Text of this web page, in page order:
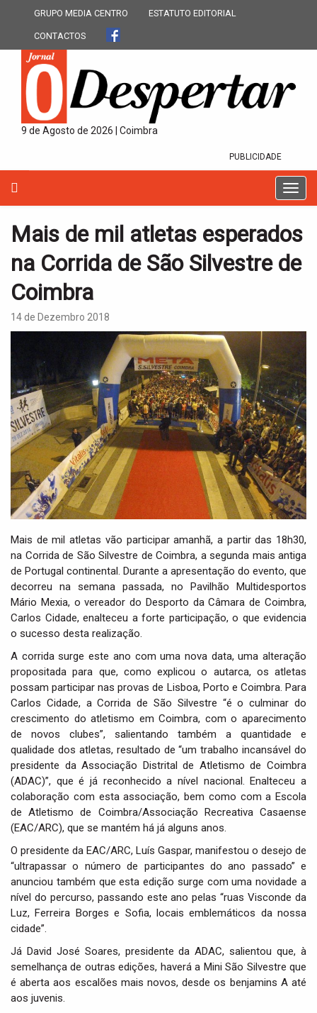
GRUPO MEDIA CENTRO ESTATUTO EDITORIAL
CONTACTOS
9 de Agosto de 2026 | Coimbra
PUBLICIDADE
T
o
g
e
g
a
i
o
n
Mais de mil atletas esperados
na Corrida de São Silvestre de
Coimbra
14 de Dezembro 2018
Mais de mil atletas vão participar amanhã, a partir das 18h30,
na Corrida de São Silvestre de Coimbra, a segunda mais antiga
de Portugal continental. Durante a apresentação do evento, que
decorreu na semana passada, no Pavilhão Multidesportos
Mário Mexia, o vereador do Desporto da Câmara de Coimbra,
Carlos Cidade, enalteceu a forte participação, o que evidencia
o sucesso desta realização.
A corrida surge este ano com uma nova data, uma alteração
propositada para que, como explicou o autarca, os atletas
possam participar nas provas de Lisboa, Porto e Coimbra. Para
Carlos Cidade, a Corrida de São Silvestre “é o culminar do
crescimento do atletismo em Coimbra, com o aparecimento
de novos clubes”, salientando também a quantidade e
qualidade dos atletas, resultado de “um trabalho incansável do
presidente da Associação Distrital de Atletismo de Coimbra
(ADAC)”, que é já reconhecido a nível nacional. Enalteceu a
colaboração com esta associação, bem como com a Escola
de Atletismo de Coimbra/Associação Recreativa Casaense
(EAC/ARC), que se mantém há já alguns anos.
O presidente da EAC/ARC, Luís Gaspar, manifestou o desejo de
“ultrapassar o número de participantes do ano passado” e
anunciou também que esta edição surge com uma novidade a
nível do percurso, passando este ano pelas “ruas Visconde da
Luz, Ferreira Borges e Sofia, locais emblemáticos da nossa
cidade”.
Já David José Soares, presidente da ADAC, salientou que, à
semelhança de outras edições, haverá a Mini São Silvestre que
é aberta aos escalões mais novos, desde os benjamins A até
aos juvenis.